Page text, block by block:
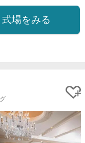
式場をみる